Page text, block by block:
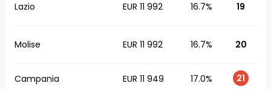
Lazio EUR 11 992 16.7% 19
Molise EUR 11 992 16.7% 20
Campania EUR 11 949 17.0% 21